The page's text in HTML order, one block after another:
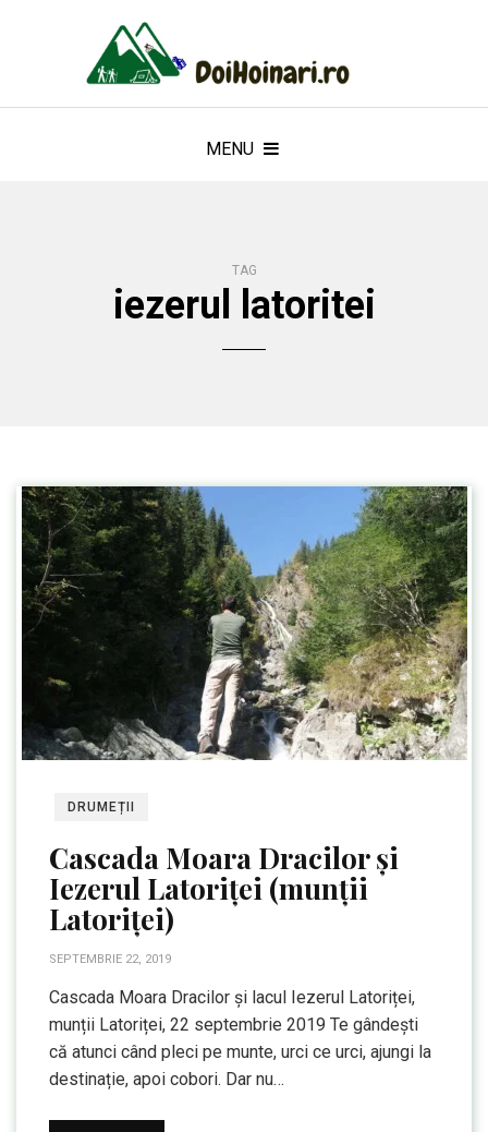
MENU
TAG
iezerul latoritei
DRUMEȚII
Cascada Moara Dracilor și
Iezerul Latoriței (munții
Latoriței)
SEPTEMBRIE 22, 2019
Cascada Moara Dracilor și lacul Iezerul Latoriței,
munții Latoriței, 22 septembrie 2019 Te gândești
că atunci când pleci pe munte, urci ce urci, ajungi la
destinație, apoi cobori. Dar nu…